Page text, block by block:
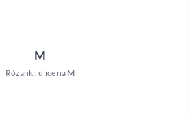
M
Różanki, ulice na M